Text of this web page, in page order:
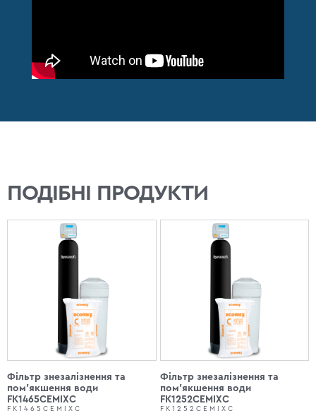
ПОДІБНІ ПРОДУКТИ
Фільтр знезалізнення та
пом'якшення води
FK1465CEMIXC
FK1465CEMIXC
Фільтр знезалізнення та
пом'якшення води
FK1252CEMIXC
FK1252CEMIXC